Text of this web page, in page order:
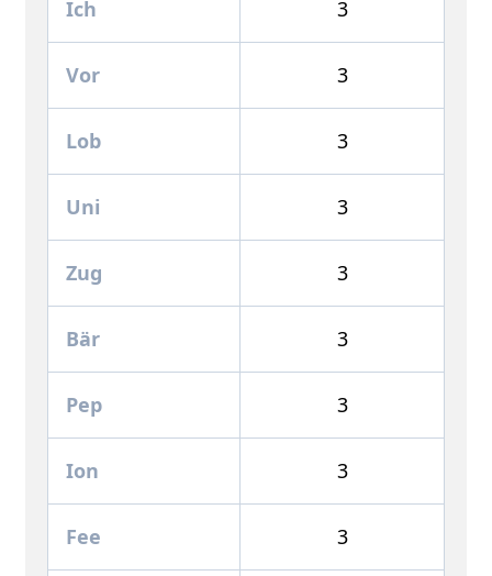
Ich 3
Vor 3
Lob 3
Uni 3
Zug 3
Bär 3
Pep 3
Ion 3
Fee 3